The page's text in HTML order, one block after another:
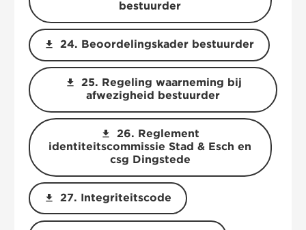
bestuurder
download 24. Beoordelingskader bestuurder
download
25. Regeling waarneming bij
afwezigheid bestuurder
download
26. Reglement
identiteitscommissie Stad & Esch en
csg Dingstede
download 27. Integriteitscode